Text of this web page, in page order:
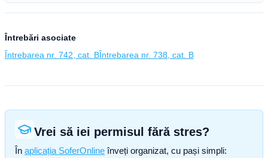
Întrebări asociate
Întrebarea nr. 742, cat. BÎntrebarea nr. 738, cat. B
Vrei să iei permisul fără stres?
În aplicația SoferOnline înveți organizat, cu pași simpli: